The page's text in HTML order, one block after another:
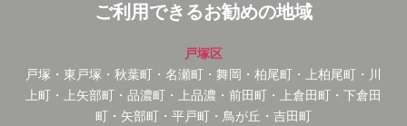
ご利用できるお勧めの地域
戸塚区
戸塚・東戸塚・秋葉町・名瀬町・舞岡・柏尾町・上柏尾町・川
上町・上矢部町・品濃町・上品濃・前田町・上倉田町・下倉田
町・矢部町・平戸町・鳥が丘・吉田町